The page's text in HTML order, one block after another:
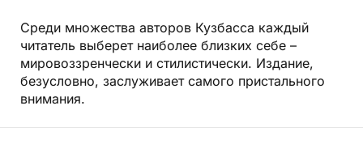
Среди множества авторов Кузбасса каждый
читатель выберет наиболее близких себе –
мировоззренчески и стилистически. Издание,
безусловно, заслуживает самого пристального
внимания.